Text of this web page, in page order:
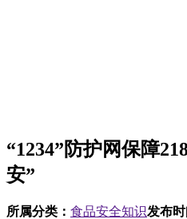
“1234”防护网保障
安”
所属分类： 食品安全知识发布时